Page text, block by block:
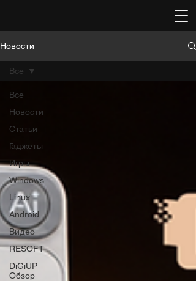
Новости
Все
Новости
Статьи
Гаджеты
Игры
Windows
Linux
Android
Видео
RESOFT
DiGiUP
Обзор
Все